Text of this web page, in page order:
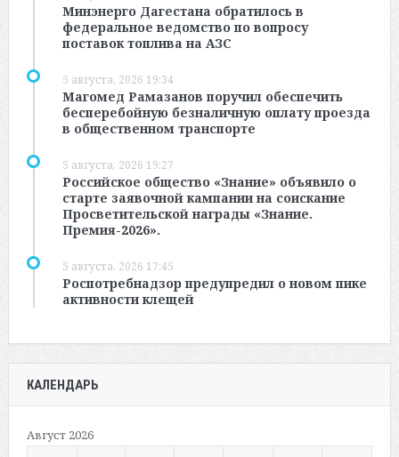
Минэнерго Дагестана обратилось в
федеральное ведомство по вопросу
поставок топлива на АЗС
5 августа, 2026 19:34
Магомед Рамазанов поручил обеспечить
бесперебойную безналичную оплату проезда
в общественном транспорте
5 августа, 2026 19:27
Российское общество «Знание» объявило о
старте заявочной кампании на соискание
Просветительской награды «Знание.
Премия-2026».
5 августа, 2026 17:45
Роспотребнадзор предупредил о новом пике
активности клещей
КАЛЕНДАРЬ
Август 2026